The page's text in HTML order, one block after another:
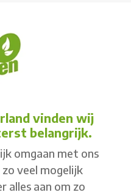
vinden wij
belangrijk.
omgaan met ons
veel mogelijk
alles aan om zo